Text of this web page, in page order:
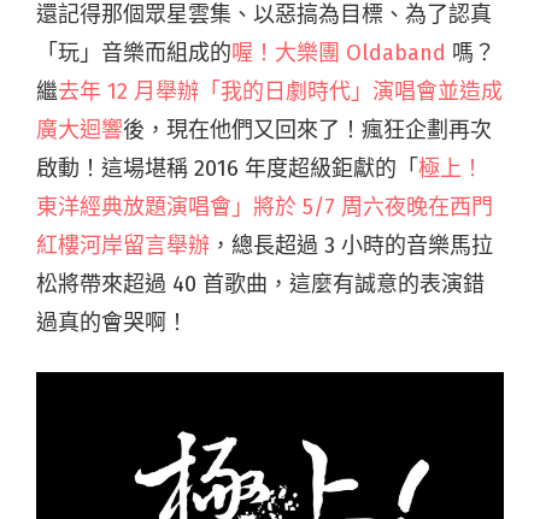
還記得那個眾星雲集、以惡搞為目標、為了認真
「玩」音樂而組成的喔！大樂團 Oldaband 嗎？
繼去年 12 月舉辦「我的日劇時代」演唱會並造成
廣大迴響後，現在他們又回來了！瘋狂企劃再次
啟動！這場堪稱 2016 年度超級鉅獻的「 極上！
東洋經典放題演唱會」將於 5/7 周六夜晚在西門
紅樓河岸留言舉辦 ，總長超過 3 小時的音樂馬拉
松將帶來超過 40 首歌曲，這麼有誠意的表演錯
過真的會哭啊！